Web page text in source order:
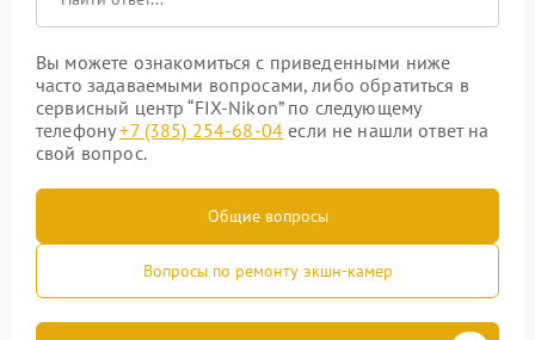
Вы можете ознакомиться с приведенными ниже
часто задаваемыми вопросами, либо обратиться в
сервисный центр “FIX-Nikon” по следующему
телефону+7 (385) 254-68-04 если не нашли ответ на
свой вопрос.
Общие вопросы
Вопросы по ремонту экшн-камер